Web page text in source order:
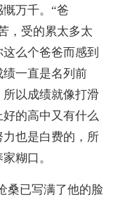
万千。“爸
，受的累太多太
么个爸爸而感到
一直是名列前
以成绩就像打滑
的高中又有什么
也是白费的，所
糊口。
已写满了他的脸